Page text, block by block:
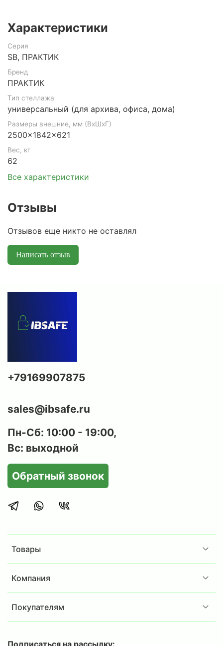
Характеристики
Серия
SB, ПРАКТИК
Бренд
ПРАКТИК
Тип стеллажа
универсальный (для архива, офиса, дома)
Размеры внешние, мм (ВхШхГ)
2500x1842x621
Вес, кг
62
Все характеристики
Отзывы
Отзывов еще никто не оставлял
Написать отзыв
Товары
Компания
Покупателям
+79169907875
sales@ibsafe.ru
Пн-Сб: 10:00 - 19:00,
Вс: выходной
Обратный звонок
Подписаться на рассылку: